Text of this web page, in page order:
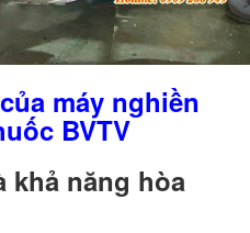
máy nghiền
BVTV
khả năng hòa